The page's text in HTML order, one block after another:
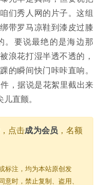
们秀人网的片子。这组
带罗马凉鞋到漆皮过膝
。要说最绝的是海边那
浪花打湿半透不透的，
的瞬间快门咔咔直响。
，据说是花絮里截出来
直颤。
点击成为会员 ，名额
标注，均为本站原创发
意时，禁止复制、盗用、